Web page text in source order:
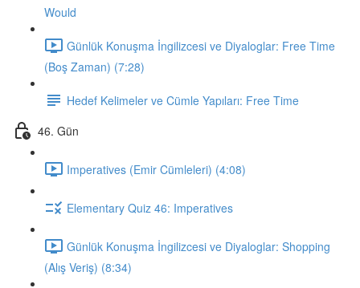
Would
Günlük Konuşma İngilizcesi ve Diyaloglar: Free Time
(Boş Zaman) (7:28)
Hedef Kelimeler ve Cümle Yapıları: Free Time
46. Gün
Imperatives (Emir Cümleleri) (4:08)
Elementary Quiz 46: Imperatives
Günlük Konuşma İngilizcesi ve Diyaloglar: Shopping
(Alış Veriş) (8:34)